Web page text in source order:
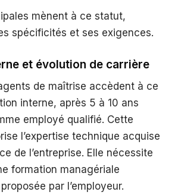
mènent à ce statut,
spécificités et ses exigences.
et évolution de carrière
de maîtrise accèdent à ce
interne, après 5 à 10 ans
employé qualifié. Cette
l’expertise technique acquise
de l’entreprise. Elle nécessite
formation managériale
par l’employeur.